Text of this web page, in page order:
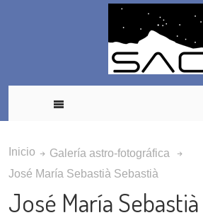
Inicio
Galería astro-fotográfica
José María Sebastià Sebastià
José María